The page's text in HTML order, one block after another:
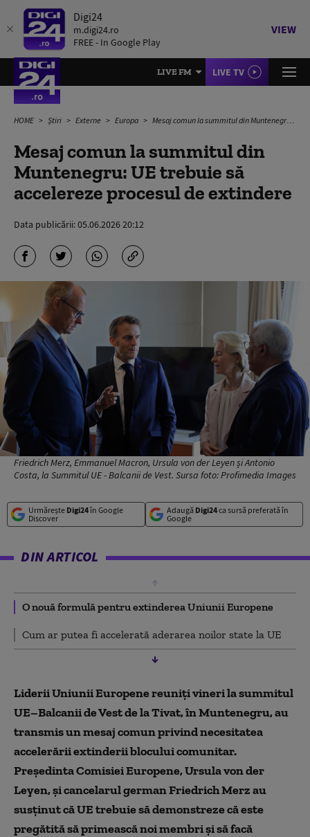
Digi24
m.digi24.ro
FREE - In Google Play
VIEW
LIVE FM LIVE TV
HOME Știri Externe Europa Mesaj comun la summitul din Muntenegru: UE trebuie să accelereze procesul de extindere
Mesaj comun la summitul din
Muntenegru: UE trebuie să
accelereze procesul de extindere
Data publicării:05.06.2026 20:12
Friedrich Merz, Emmanuel Macron, Ursula von der Leyen și Antonio
Costa, la Summitul UE - Balcanii de Vest. Sursa foto: Profimedia Images
Urmărește Digi24în Google
Discover
Adaugă Digi24ca sursă preferată în
Google
DIN ARTICOL
O nouă formulă pentru extinderea Uniunii Europene
Cum ar putea fi accelerată aderarea noilor state la UE
Liderii Uniunii Europene reuniți vineri la summitul
UE–Balcanii de Vest de la Tivat, în Muntenegru, au
transmis un mesaj comun privind necesitatea
accelerării extinderii blocului comunitar.
Președinta Comisiei Europene, Ursula von der
Leyen, și cancelarul german Friedrich Merz au
susținut că UE trebuie să demonstreze că este
pregătită să primească noi membri și să facă